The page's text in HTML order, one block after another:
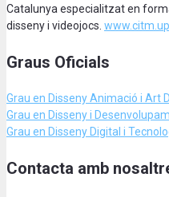
Catalunya especialitzat en
disseny i videojocs.
Graus Oficials
Grau en Disseny Animació i Art
Grau en Disseny i
Grau en Disseny Digital i
Contacta amb